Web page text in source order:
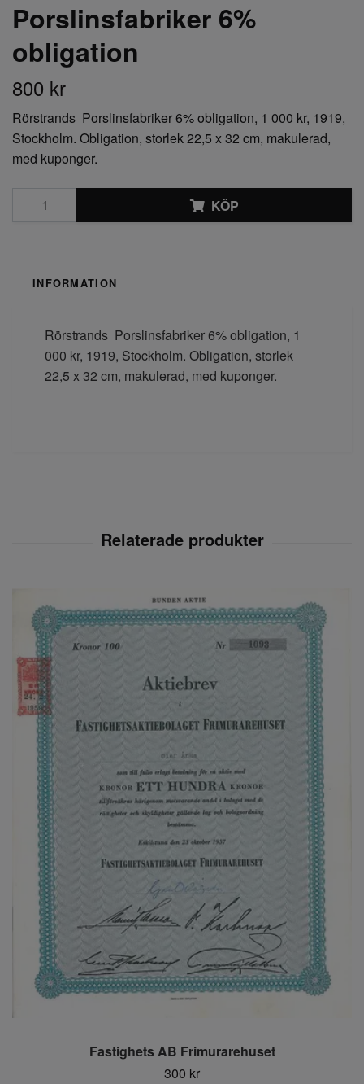
Porslinsfabriker 6%
obligation
800 kr
Rörstrands Porslinsfabriker 6% obligation, 1 000 kr, 1919,
Stockholm. Obligation, storlek 22,5 x 32 cm, makulerad,
med kuponger.
KÖP
INFORMATION
Rörstrands Porslinsfabriker 6% obligation, 1
000 kr, 1919, Stockholm. Obligation, storlek
22,5 x 32 cm, makulerad, med kuponger.
Fastighets AB Frimurarehuset
300 kr